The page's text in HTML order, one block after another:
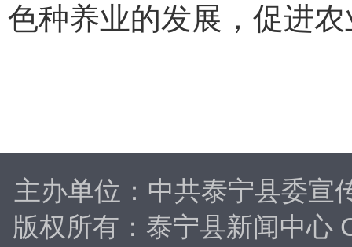
色种养业的发展，促进
主办单位：中共泰宁县委
版权所有：泰宁县新闻中心